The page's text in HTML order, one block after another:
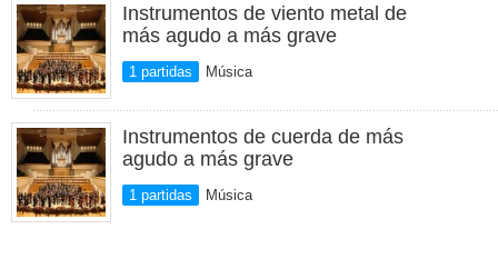
Instrumentos de viento metal de
más agudo a más grave
1 partidas Música
Instrumentos de cuerda de más
agudo a más grave
1 partidas Música